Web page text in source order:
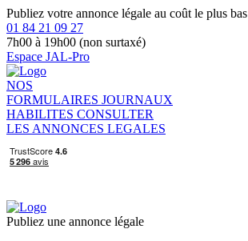
Publiez votre annonce légale au coût le plus bas
01 84 21 09 27
7h00 à 19h00 (non surtaxé)
Espace JAL-Pro
NOS
FORMULAIRES JOURNAUX
HABILITES CONSULTER
LES ANNONCES LEGALES
Publiez une annonce légale